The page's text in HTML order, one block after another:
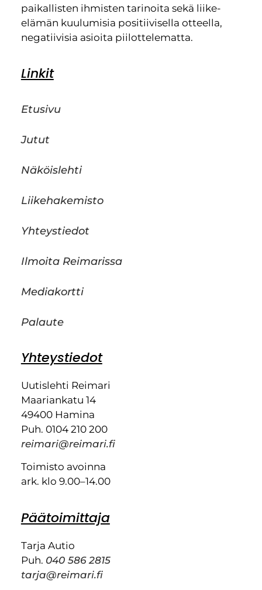
paikallisten ihmisten tarinoita sekä liike-
elämän kuulumisia positiivisella otteella,
negatiivisia asioita piilottelematta.
Linkit
Etusivu
Jutut
Näköislehti
Liikehakemisto
Yhteystiedot
Ilmoita Reimarissa
Mediakortti
Palaute
Yhteystiedot
Uutislehti Reimari
Maariankatu 14
49400 Hamina
Puh. 0104 210 200
reimari@reimari.fi
Toimisto avoinna
ark. klo 9.00–14.00
Päätoimittaja
Tarja Autio
Puh. 040 586 2815
tarja@reimari.fi